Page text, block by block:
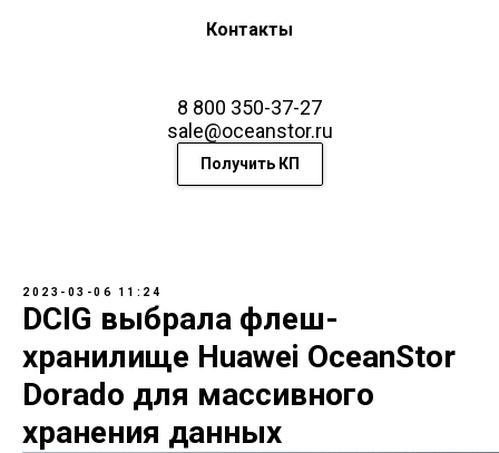
Контакты
8 800 350-37-27
sale@oceanstor.ru
Получить КП
2023-03-06 11:24
DCIG выбрала флеш-
хранилище Huawei OceanStor
Dorado для массивного
хранения данных